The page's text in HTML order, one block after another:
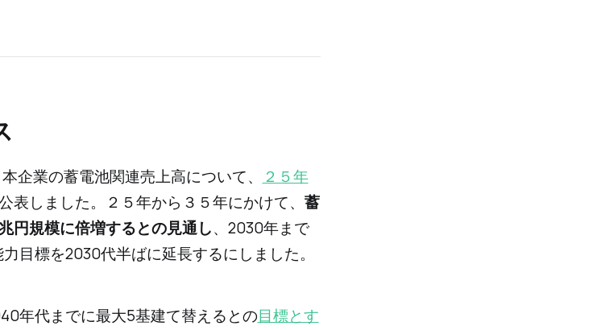
企業の蓄電池関連売上高について、
２５年
表しました。２５年から３５年にかけて、 蓄
円規模に倍増するとの見通し、2030年まで
目標を2030代半ばに延長するにしました。
年代までに最大5基建て替えるとの目標とす